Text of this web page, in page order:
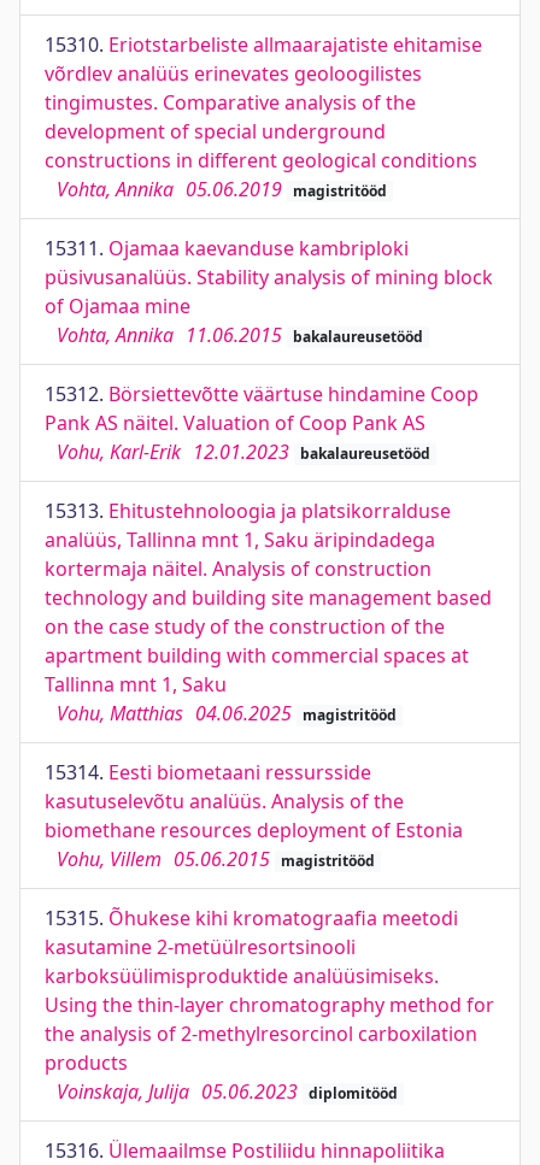
15310. Eriotstarbeliste allmaarajatiste ehitamise
võrdlev analüüs erinevates geoloogilistes
tingimustes. Comparative analysis of the
development of special underground
constructions in different geological conditions
Vohta, Annika 05.06.2019 magistritööd
15311. Ojamaa kaevanduse kambriploki
püsivusanalüüs. Stability analysis of mining block
of Ojamaa mine
Vohta, Annika 11.06.2015 bakalaureusetööd
15312. Börsiettevõtte väärtuse hindamine Coop
Pank AS näitel. Valuation of Coop Pank AS
Vohu, Karl-Erik 12.01.2023 bakalaureusetööd
15313. Ehitustehnoloogia ja platsikorralduse
analüüs, Tallinna mnt 1, Saku äripindadega
kortermaja näitel. Analysis of construction
technology and building site management based
on the case study of the construction of the
apartment building with commercial spaces at
Tallinna mnt 1, Saku
Vohu, Matthias 04.06.2025 magistritööd
15314. Eesti biometaani ressursside
kasutuselevõtu analüüs. Analysis of the
biomethane resources deployment of Estonia
Vohu, Villem 05.06.2015 magistritööd
15315. Õhukese kihi kromatograafia meetodi
kasutamine 2-metüülresortsinooli
karboksüülimisproduktide analüüsimiseks.
Using the thin-layer chromatography method for
the analysis of 2-methylresorcinol carboxilation
products
Voinskaja, Julija 05.06.2023 diplomitööd
15316. Ülemaailmse Postiliidu hinnapoliitika